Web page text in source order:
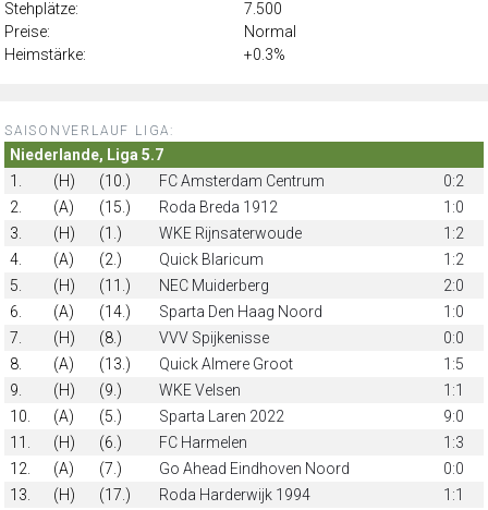
Stehplätze:
7.500
Preise:
Normal
Heimstärke:
+0.3%
SAISONVERLAUF LIGA:
Niederlande, Liga 5.7
1.
(H) (10.) FC Amsterdam Centrum
0:2
2.
(A) (15.) Roda Breda 1912
1:0
3.
(H) (1.) WKE Rijnsaterwoude
1:2
4.
(A) (2.) Quick Blaricum
1:2
5.
(H) (11.) NEC Muiderberg
2:0
6.
(A) (14.) Sparta Den Haag Noord
1:0
7.
(H) (8.) VVV Spijkenisse
0:0
8.
(A) (13.) Quick Almere Groot
1:5
9.
(H) (9.) WKE Velsen
1:1
10.
(A) (5.) Sparta Laren 2022
9:0
11.
(H) (6.) FC Harmelen
1:3
12.
(A) (7.) Go Ahead Eindhoven Noord
0:0
13.
(H) (17.) Roda Harderwijk 1994
1:1